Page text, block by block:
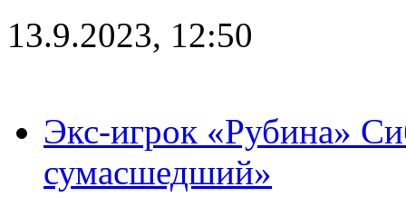
13.9.2023, 12:50
Экс-игрок «Рубина»
сумасшедший»